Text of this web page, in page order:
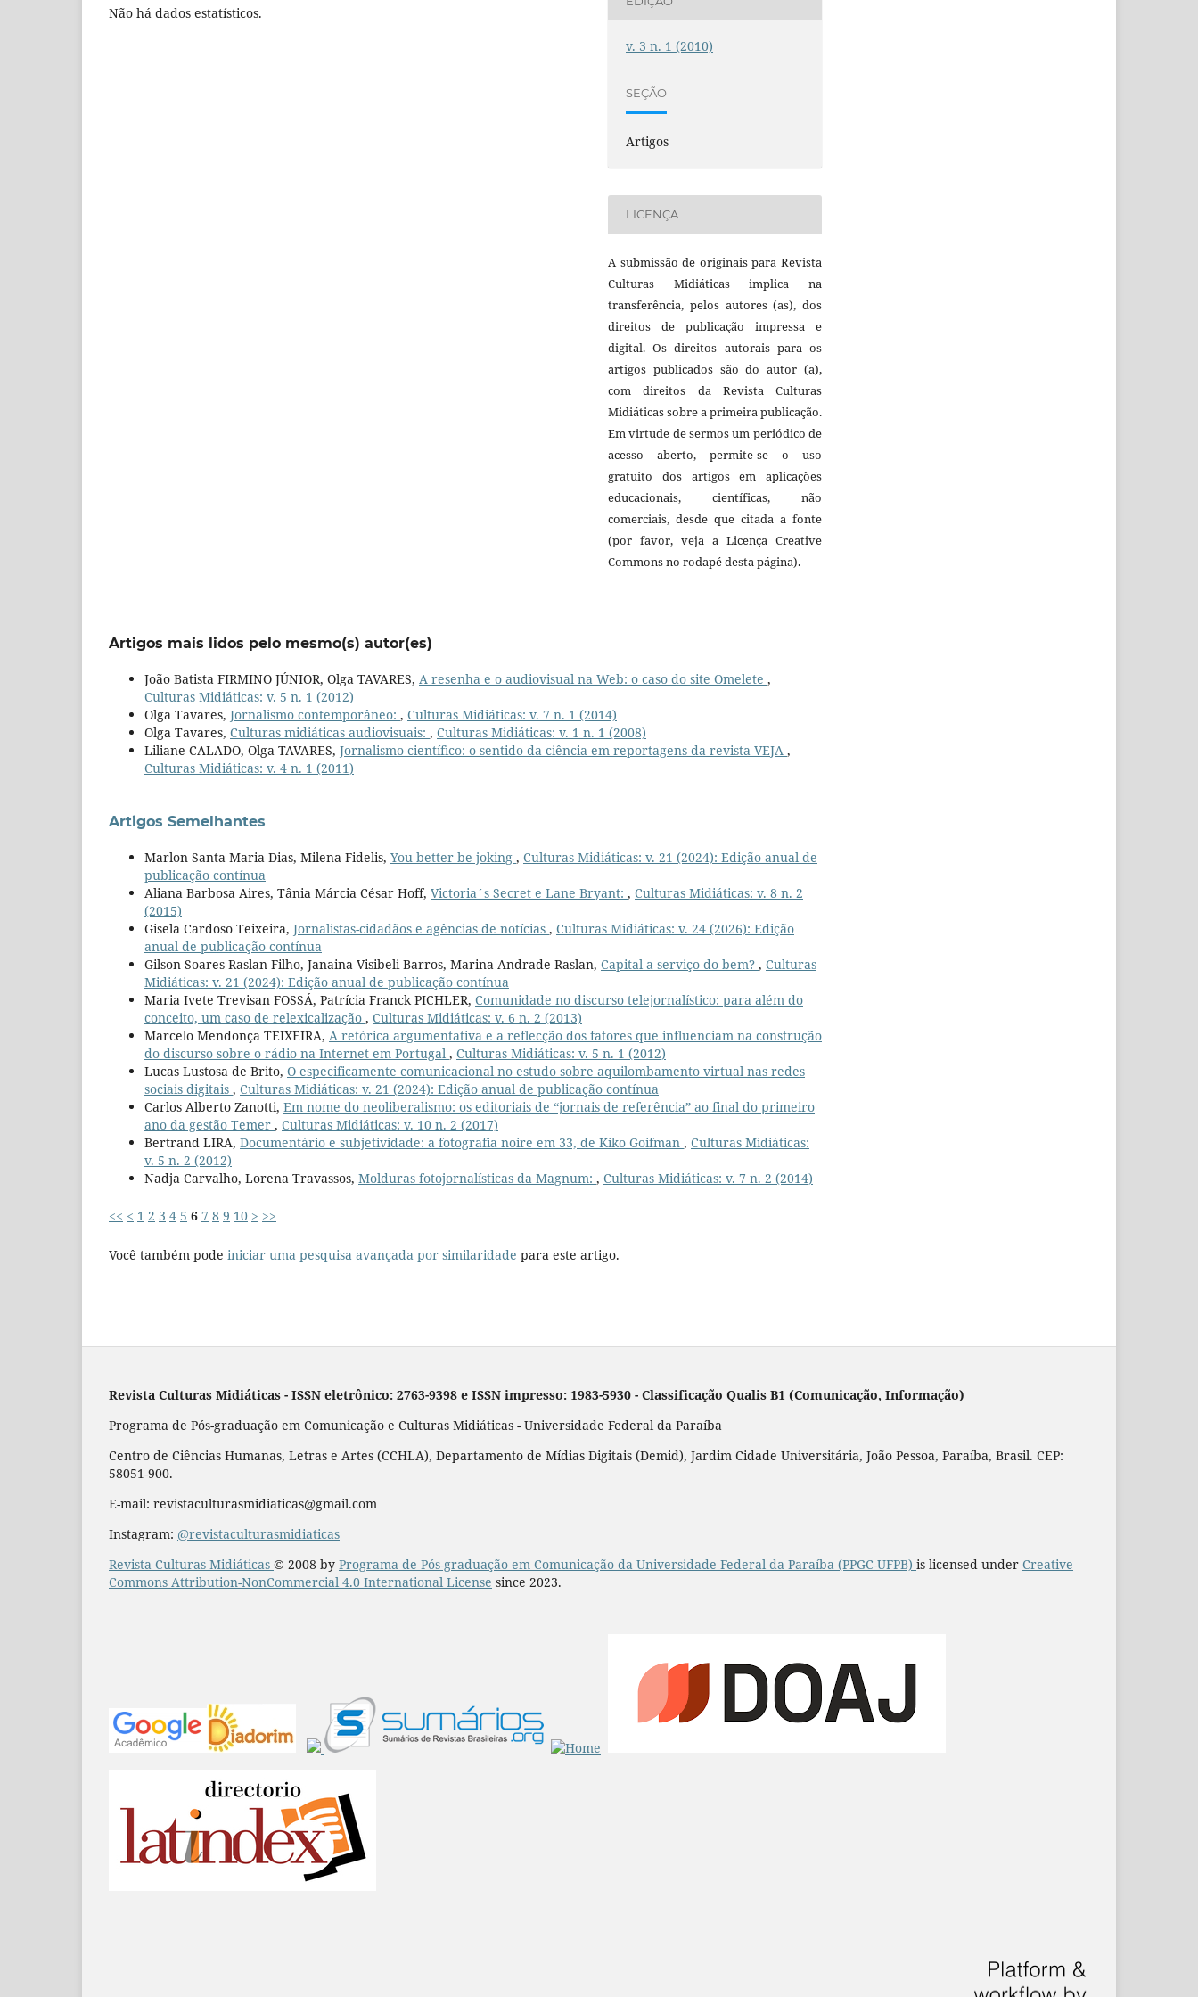
Não há dados estatísticos.
v. 3 n. 1 (2010)
SEÇÃO
Artigos
LICENÇA
A submissão de originais para Revista
Culturas Midiáticas implica na
transferência, pelos autores (as), dos
direitos de publicação impressa e
digital. Os direitos autorais para os
artigos publicados são do autor (a),
com direitos da Revista Culturas
Midiáticas sobre a primeira publicação.
Em virtude de sermos um periódico de
acesso aberto, permite-se o uso
gratuito dos artigos em aplicações
educacionais, científicas, não
comerciais, desde que citada a fonte
(por favor, veja a Licença Creative
Commons no rodapé desta página).
Artigos mais lidos pelo mesmo(s) autor(es)
João Batista FIRMINO JÚNIOR, Olga TAVARES, A resenha e o audiovisual na Web: o caso do site Omelete ,
Culturas Midiáticas: v. 5 n. 1 (2012)
Olga Tavares, Jornalismo contemporâneo: , Culturas Midiáticas: v. 7 n. 1 (2014)
Olga Tavares, Culturas midiáticas audiovisuais: , Culturas Midiáticas: v. 1 n. 1 (2008)
Liliane CALADO, Olga TAVARES, Jornalismo científico: o sentido da ciência em reportagens da revista VEJA ,
Culturas Midiáticas: v. 4 n. 1 (2011)
Artigos Semelhantes
Marlon Santa Maria Dias, Milena Fidelis, You better be joking , Culturas Midiáticas: v. 21 (2024): Edição anual de
publicação contínua
Aliana Barbosa Aires, Tânia Márcia César Hoff, Victoria´s Secret e Lane Bryant: , Culturas Midiáticas: v. 8 n. 2
(2015)
Gisela Cardoso Teixeira, Jornalistas-cidadãos e agências de notícias , Culturas Midiáticas: v. 24 (2026): Edição
anual de publicação contínua
Gilson Soares Raslan Filho, Janaina Visibeli Barros, Marina Andrade Raslan, Capital a serviço do bem? , Culturas
Midiáticas: v. 21 (2024): Edição anual de publicação contínua
Maria Ivete Trevisan FOSSÁ, Patrícia Franck PICHLER, Comunidade no discurso telejornalístico: para além do
conceito, um caso de relexicalização , Culturas Midiáticas: v. 6 n. 2 (2013)
Marcelo Mendonça TEIXEIRA, A retórica argumentativa e a reflecção dos fatores que influenciam na construção
do discurso sobre o rádio na Internet em Portugal , Culturas Midiáticas: v. 5 n. 1 (2012)
Lucas Lustosa de Brito, O especificamente comunicacional no estudo sobre aquilombamento virtual nas redes
sociais digitais , Culturas Midiáticas: v. 21 (2024): Edição anual de publicação contínua
Carlos Alberto Zanotti, Em nome do neoliberalismo: os editoriais de “jornais de referência” ao final do primeiro
ano da gestão Temer , Culturas Midiáticas: v. 10 n. 2 (2017)
Bertrand LIRA, Documentário e subjetividade: a fotografia noire em 33, de Kiko Goifman , Culturas Midiáticas:
v. 5 n. 2 (2012)
Nadja Carvalho, Lorena Travassos, Molduras fotojornalísticas da Magnum: , Culturas Midiáticas: v. 7 n. 2 (2014)
<< < 1 2 3 4 5 6 7 8 9 10 > >>
Você também pode iniciar uma pesquisa avançada por similaridade para este artigo.
Revista Culturas Midiáticas - ISSN eletrônico: 2763-9398 e ISSN impresso: 1983-5930 - Classificação Qualis B1 (Comunicação, Informação)
Programa de Pós-graduação em Comunicação e Culturas Midiáticas - Universidade Federal da Paraíba
Centro de Ciências Humanas, Letras e Artes (CCHLA), Departamento de Mídias Digitais (Demid), Jardim Cidade Universitária, João Pessoa, Paraíba, Brasil. CEP:
58051-900.
E-mail: revistaculturasmidiaticas@gmail.com
Instagram: @revistaculturasmidiaticas
Revista Culturas Midiáticas © 2008 by Programa de Pós-graduação em Comunicação da Universidade Federal da Paraíba (PPGC-UFPB) is licensed under Creative
Commons Attribution-NonCommercial 4.0 International License since 2023.